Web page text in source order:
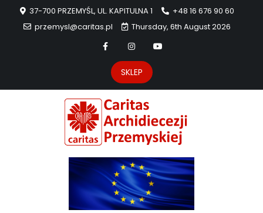
37-700 PRZEMYŚL, UL. KAPITULNA 1
+48 16 676 90 60
przemysl@caritas.pl
Thursday, 6th August 2026
SKLEP